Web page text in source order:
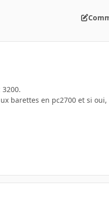
barettes en pc2700 et si